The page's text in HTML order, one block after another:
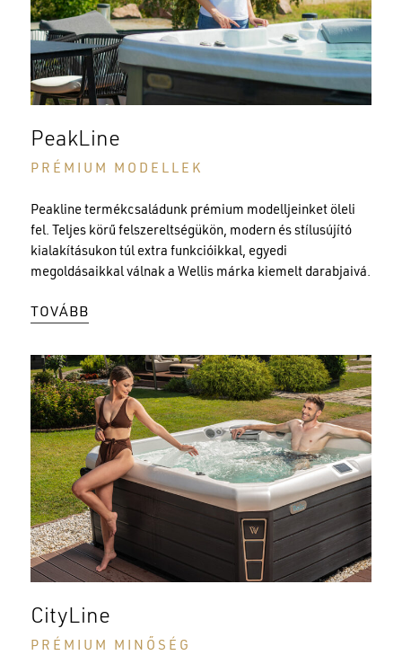
PeakLine
PRÉMIUM MODELLEK
Peakline termékcsaládunk prémium modelljeinket öleli
fel. Teljes körű felszereltségükön, modern és stílusújító
kialakításukon túl extra funkcióikkal, egyedi
megoldásaikkal válnak a Wellis márka kiemelt darabjaivá.
TOVÁBB
CityLine
PRÉMIUM MINŐSÉG